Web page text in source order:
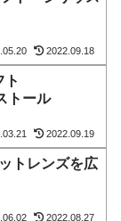
2022.09.18
ト
トール
2022.09.19
トレンズを広
2022.08.27